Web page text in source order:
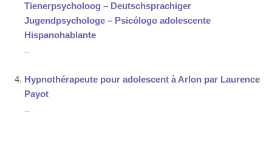
Tienerpsycholoog – Deutschsprachiger
Jugendpsychologe – Psicólogo adolescente
Hispanohablante
Hypnothérapeute pour adolescent à Arlon par Laurence
Payot